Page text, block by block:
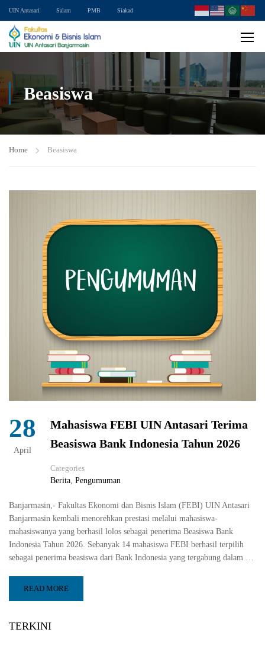
UIN Antasari Salam PMB Siakad
Beasiswa
Home Beasiswa
28
April
Mahasiswa FEBI UIN Antasari Terima
Beasiswa Bank Indonesia Tahun 2026
Categories
Berita, Pengumuman
Banjarmasin,- Fakultas Ekonomi dan Bisnis Islam (FEBI) UIN Antasari
Banjarmasin kembali menorehkan prestasi melalui mahasiswa-
mahasiswanya yang berhasil lolos sebagai penerima Beasiswa Bank
Indonesia Tahun 2026. Sebanyak 14 mahasiswa FEBI berhasil terpilih
sebagai penerima beasiswa dari Bank Indonesia yang tergabung dalam …
READ MORE
TERKINI